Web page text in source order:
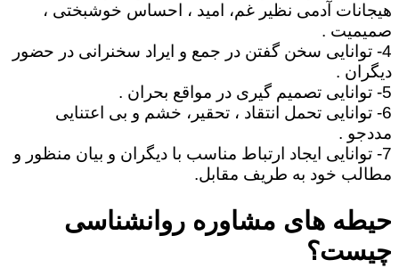
هیجانات آدمی نظیر غم، امید ، احساس خوشبختی ،
صمیمیت .
4- توانایی سخن گفتن در جمع و ایراد سخنرانی در حضور
دیگران .
5- توانایی تصمیم گیری در مواقع بحران .
6- توانایی تحمل انتقاد ، تحقیر، خشم و بی اعتنایی
مددجو .
7- توانایی ایجاد ارتباط مناسب با دیگران و بیان منظور و
مطالب خود به طریف مقابل.
حیطه های مشاوره روانشناسی
چیست؟